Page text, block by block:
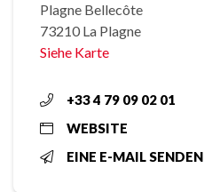
Plagne Bellecôte
73210 La Plagne
Siehe Karte
+33 4 79 09 02 01
WEBSITE
EINE E-MAIL SENDEN